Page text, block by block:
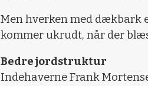
Men hverken med dækbark
kommer ukrudt, når der
Bedre jordstruktur
Indehaverne Frank